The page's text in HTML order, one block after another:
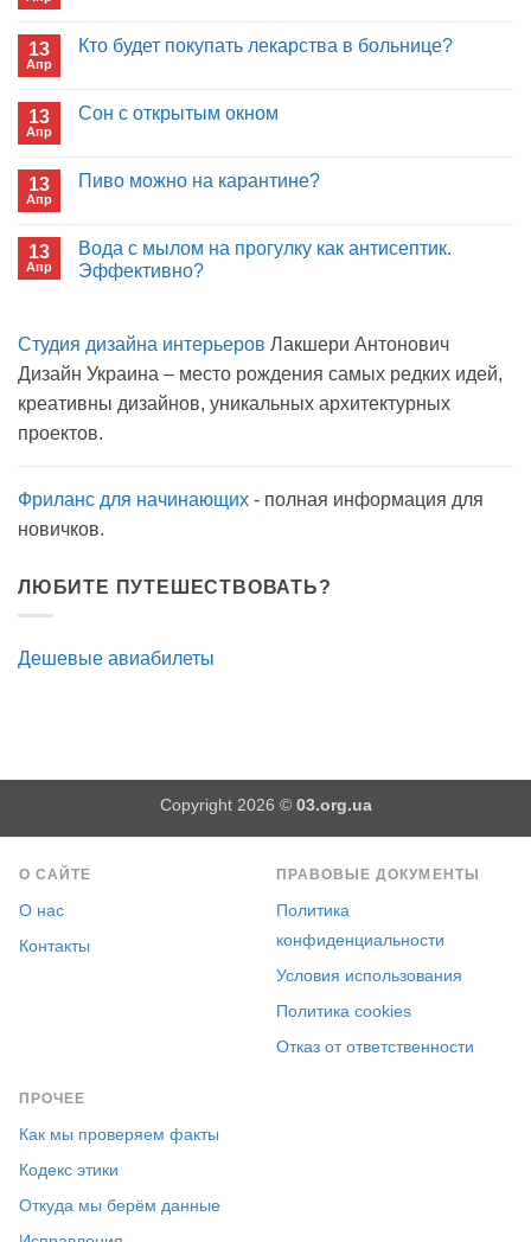
Почему
13
Апр
Кто будет покупать лекарства в больнице?
Кто
в
13
Апр
Сон с открытым окном
Сон
13
Апр
Пиво можно на карантине?
Пиво
можно
13
Апр
Вода с мылом на прогулку как антисептик.
Эффективно?
Вода
мылом
прогулку
антисептик.
Студия дизайна интерьеров Лакшери Антонович
Дизайн Украина – место рождения самых редких идей,
креативны дизайнов, уникальных архитектурных
проектов.
Фриланс для начинающих - полная информация для
новичков.
ЛЮБИТЕ ПУТЕШЕСТВОВАТЬ?
Дешевые авиабилеты
Copyright 2026 © 03.org.ua
О САЙТЕ
О нас
Контакты
ПРАВОВЫЕ ДОКУМЕНТЫ
Политика
конфиденциальности
Условия использования
Политика cookies
Отказ от ответственности
ПРОЧЕЕ
Как мы проверяем факты
Кодекс этики
Откуда мы берём данные